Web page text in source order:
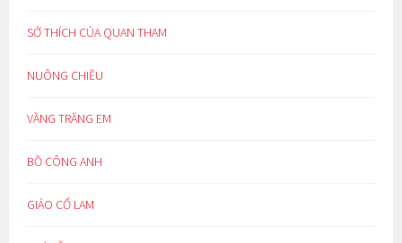
SỞ THÍCH CỦA QUAN THAM
NUÔNG CHIỀU
VẦNG TRĂNG EM
BỒ CÔNG ANH
GIẢO CỔ LAM